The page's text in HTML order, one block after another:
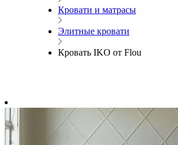
Кровати и матрасы
Элитные кровати
Кровать IKO от Flou